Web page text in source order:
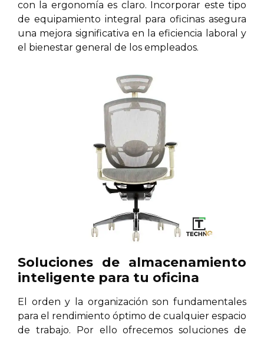
con la ergonomía es claro. Incorporar este tipo
de equipamiento integral para oficinas asegura
una mejora significativa en la eficiencia laboral y
el bienestar general de los empleados.
Soluciones de almacenamiento
inteligente para tu oficina
El orden y la organización son fundamentales
para el rendimiento óptimo de cualquier espacio
de trabajo. Por ello ofrecemos soluciones de